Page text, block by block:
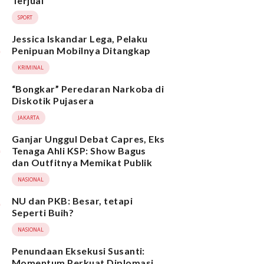
SPORT
Jessica Iskandar Lega, Pelaku
Penipuan Mobilnya Ditangkap
KRIMINAL
“Bongkar” Peredaran Narkoba di
Diskotik Pujasera
JAKARTA
Ganjar Unggul Debat Capres, Eks
Tenaga Ahli KSP: Show Bagus
dan Outfitnya Memikat Publik
NASIONAL
NU dan PKB: Besar, tetapi
Seperti Buih?
NASIONAL
Penundaan Eksekusi Susanti: